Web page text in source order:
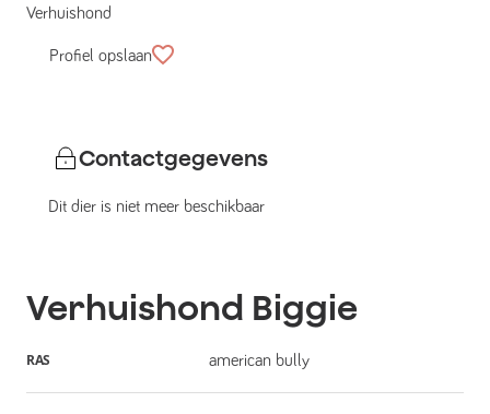
Verhuishond
Profiel opslaan
Contactgegevens
Dit dier is niet meer beschikbaar
Verhuishond Biggie
RAS american bully